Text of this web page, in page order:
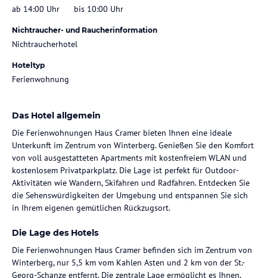
ab 14:00 Uhr bis 10:00 Uhr
Nichtraucher- und Raucherinformation
Nichtraucherhotel
Hoteltyp
Ferienwohnung
Das Hotel allgemein
Die Ferienwohnungen Haus Cramer bieten Ihnen eine ideale
Unterkunft im Zentrum von Winterberg. Genießen Sie den Komfort
von voll ausgestatteten Apartments mit kostenfreiem WLAN und
kostenlosem Privatparkplatz. Die Lage ist perfekt für Outdoor-
Aktivitäten wie Wandern, Skifahren und Radfahren. Entdecken Sie
die Sehenswürdigkeiten der Umgebung und entspannen Sie sich
in Ihrem eigenen gemütlichen Rückzugsort.
Die Lage des Hotels
Die Ferienwohnungen Haus Cramer befinden sich im Zentrum von
Winterberg, nur 5,5 km vom Kahlen Asten und 2 km von der St.-
Georg-Schanze entfernt. Die zentrale Lage ermöglicht es Ihnen,